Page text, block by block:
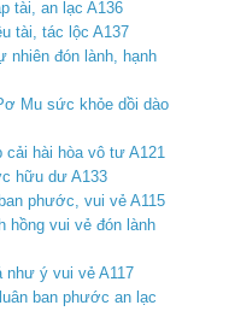
tài, an lạc A136
tài, tác lộc A137
nhiên đón lành, hạnh
Mu sức khỏe dồi dào
hài hòa vô tư A121
hữu dư A133
phước, vui vẻ A115
hồng vui vẻ đón lành
như ý vui vẻ A117
ban phước an lạc